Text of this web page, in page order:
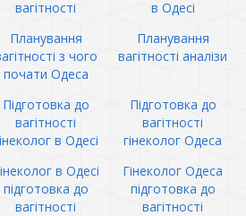
вагітності
в Одесі
Планування
з чого
почати Одеса
Планування
вагітності аналізи
Підготовка до
вагітності
в Одесі
Підготовка до
вагітності
гінеколог Одеса
в Одесі
підготовка до
вагітності
Гінеколог Одеса
підготовка до
вагітності